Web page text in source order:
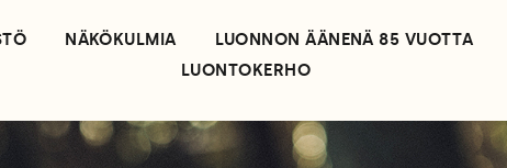
NÄKÖKULMIA LUONNON ÄÄNENÄ 85 VUOTTA
LUONTOKERHO